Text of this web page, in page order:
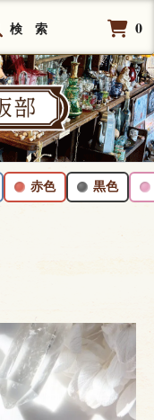
検 索 0
赤色 黒色